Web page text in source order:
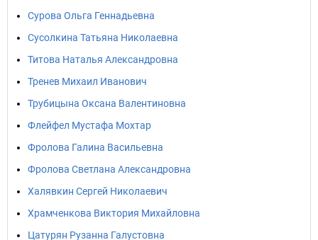
Сурова Ольга Геннадьевна
Сусолкина Татьяна Николаевна
Титова Наталья Александровна
Тренев Михаил Иванович
Трубицына Оксана Валентиновна
Флейфел Мустафа Мохтар
Фролова Галина Васильевна
Фролова Светлана Александровна
Халявкин Сергей Николаевич
Храмченкова Виктория Михайловна
Цатурян Рузанна Галустовна